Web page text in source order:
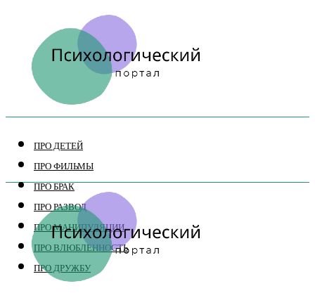
ПРО ДЕТЕЙ
ПРО ФИЛЬМЫ
ПРО БРАК
ПРО РАЗВОД
ПРО МАНИПУЛЯЦИИ
ПРО ВЛЮБЛЕННОСТЬ
ПРО ДРУЖБУ